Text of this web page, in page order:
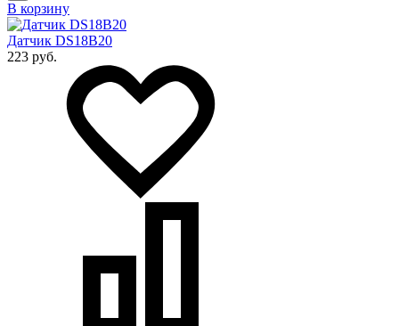
В корзину
Датчик DS18B20
223 руб.